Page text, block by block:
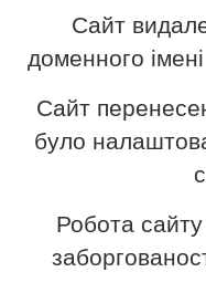
Сайт
доменного
Сайт
було
Робота